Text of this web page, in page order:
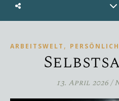
ARBEITSWELT ,
13. April 2026/